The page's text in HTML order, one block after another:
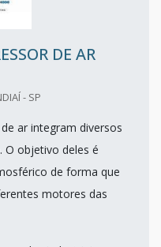
DE AR
- SP
ar integram diversos
O objetivo deles é
de forma que
motores das